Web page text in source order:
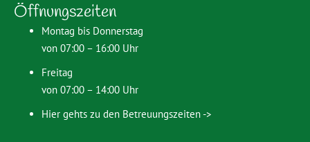
Öffnungszeiten
Montag bis Donnerstag
von 07:00 – 16:00 Uhr
Freitag
von 07:00 – 14:00 Uhr
Hier gehts zu den Betreuungszeiten ->